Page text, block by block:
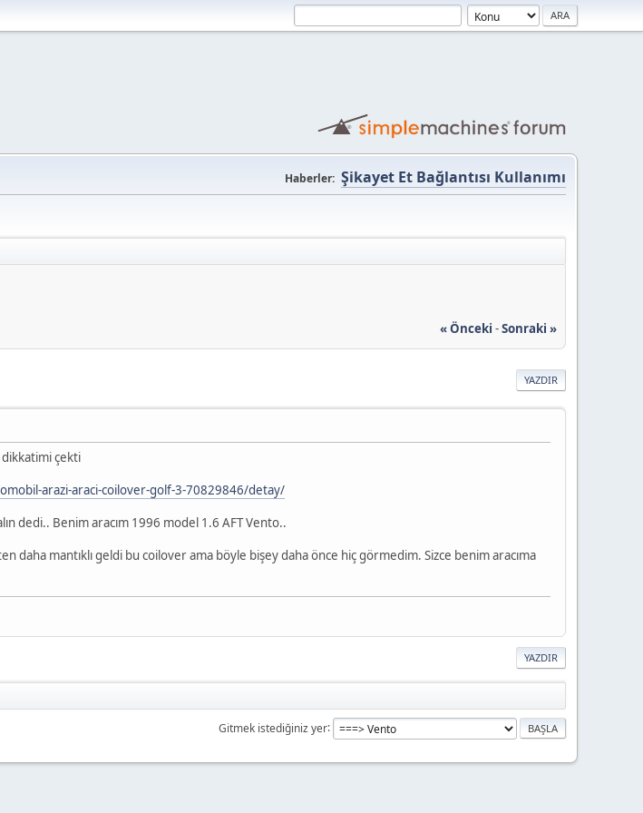
Haberler: Şikayet Et Bağlantısı Kullanımı
« Önceki -Sonraki »
YAZDIR
çekti
arazi-araci-coilover-golf-3-70829846/detay/
dedi.. Benim aracım 1996 model 1.6 AFT Vento..
daha mantıklı geldi bu coilover ama böyle bişey daha önce hiç görmedim. Sizce benim aracıma
YAZDIR
Gitmek istediğiniz yer